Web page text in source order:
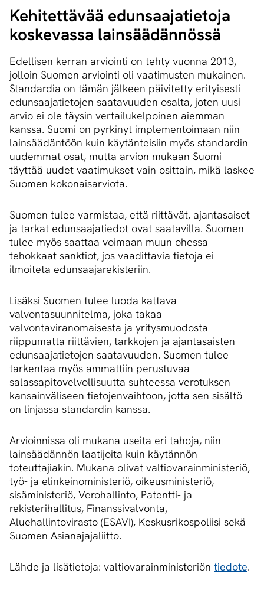
Kehitettävää edun­saa­ja­tie­to­ja
koskevassa lainsäädännössä
Edellisen kerran arviointi on tehty vuonna 2013,
jolloin Suomen arviointi oli vaatimusten mukainen.
Standardia on tämän jälkeen päivitetty erityisesti
edunsaajatietojen saatavuuden osalta, joten uusi
arvio ei ole täysin vertailukelpoinen aiemman
kanssa. Suomi on pyrkinyt implementoimaan niin
lainsäädäntöön kuin käytänteisiin myös standardin
uudemmat osat, mutta arvion mukaan Suomi
täyttää uudet vaatimukset vain osittain, mikä laskee
Suomen kokonaisarviota.
Suomen tulee varmistaa, että riittävät, ajantasaiset
ja tarkat edunsaajatiedot ovat saatavilla. Suomen
tulee myös saattaa voimaan muun ohessa
tehokkaat sanktiot, jos vaadittavia tietoja ei
ilmoiteta edunsaajarekisteriin.
Lisäksi Suomen tulee luoda kattava
valvontasuunnitelma, joka takaa
valvontaviranomaisesta ja yritysmuodosta
riippumatta riittävien, tarkkojen ja ajantasaisten
edunsaajatietojen saatavuuden. Suomen tulee
tarkentaa myös ammattiin perustuvaa
salassapitovelvollisuutta suhteessa verotuksen
kansainväliseen tietojenvaihtoon, jotta sen sisältö
on linjassa standardin kanssa.
Arvioinnissa oli mukana useita eri tahoja, niin
lainsäädännön laatijoita kuin käytännön
toteuttajiakin. Mukana olivat valtiovarainministeriö,
työ- ja elinkeinoministeriö, oikeusministeriö,
sisäministeriö, Verohallinto, Patentti- ja
rekisterihallitus, Finanssivalvonta,
Aluehallintovirasto (ESAVI), Keskusrikospoliisi sekä
Suomen Asianajajaliitto.
Lähde ja lisätietoja: valtiovarainministeriön tiedote.